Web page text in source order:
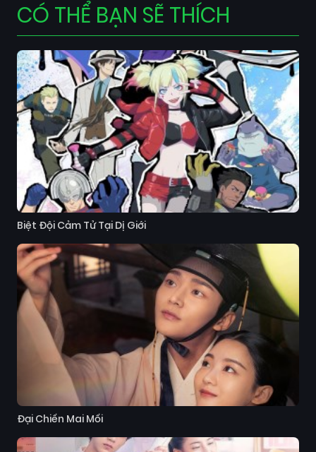
CÓ THỂ BẠN SẼ THÍCH
Biệt Đội Cảm Tử Tại Dị Giới
Đại Chiến Mai Mối